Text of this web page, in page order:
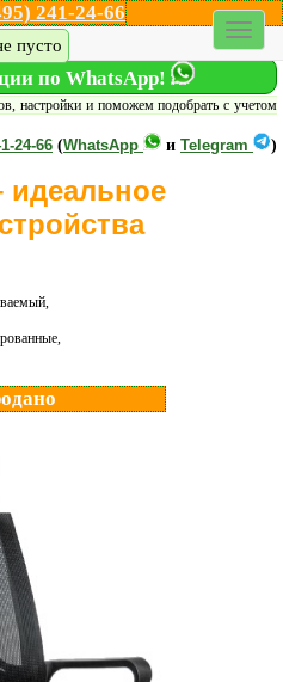
241-24-66
Дилеры
пусто
по WhatsApp!
настройки и поможем подобрать с учетом
24-66 (WhatsApp и Telegram )
идеальное